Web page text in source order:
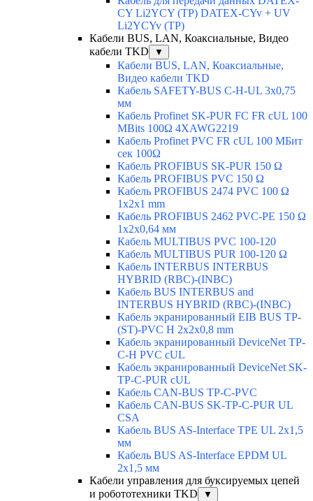
CY Li2YCY (TP) DATEX-CYv + UV
Li2YCYv (TP)
Кабели BUS, LAN, Коаксиальные, Видео
кабели TKD
▼
Кабели BUS, LAN, Коаксиальные,
Видео кабели TKD
Кабель SAFETY-BUS C-H-UL 3x0,75
мм
Кабель Profinet SK-PUR FC FR cUL 100
MBits 100Ω 4XAWG2219
Кабель Profinet PVC FR cUL 100 MБит
сек 100Ω
Кабель PROFIBUS SK-PUR 150 Ω
Кабель PROFIBUS PVC 150 Ω
Кабель PROFIBUS 2474 PVC 100 Ω
1x2x1 mm
Кабель PROFIBUS 2462 PVC-PE 150 Ω
1x2x0,64 мм
Кабель MULTIBUS PVC 100-120
Кабель MULTIBUS PUR 100-120 Ω
Кабель INTERBUS INTERBUS
HYBRID (RBC)-(INBC)
Кабель BUS INTERBUS and
INTERBUS HYBRID (RBC)-(INBC)
Кабель экранированный EIB BUS TP-
(ST)-PVC H 2x2x0,8 mm
Кабель экранированный DeviceNet TP-
C-H PVC cUL
Кабель экранированный DeviceNet SK-
TP-C-PUR cUL
Кабель CAN-BUS TP-C-PVC
Кабель CAN-BUS SK-TP-C-PUR UL
CSA
Кабель BUS AS-Interface TPE UL 2x1,5
мм
Кабель BUS AS-Interface EPDM UL
2x1,5 мм
Кабели управления для буксируемых цепей
и робототехники TKD
▼